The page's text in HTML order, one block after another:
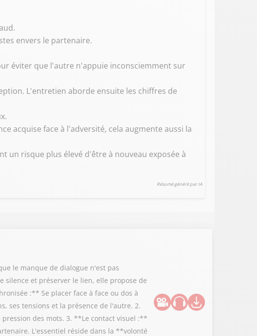
envers le partenaire.
éviter que l'autre n'appuie inconsciemment sur
L'entretien aborde ensuite les chiffres de
acquise face à l'adversité, cela augmente aussi la
un risque plus élevé d'être à nouveau exposée à
Résumé généré par IA
le manque de dialogue n'est pas
et préserver le lien, elle propose de
:** Se placer face à face ou dos à
ses tensions et la présence de l'autre. 2.
des mots. 3. **Le contact visuel :**
L'essentiel réside dans la **volonté